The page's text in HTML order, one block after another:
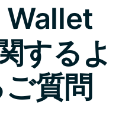
するよ
ご質問